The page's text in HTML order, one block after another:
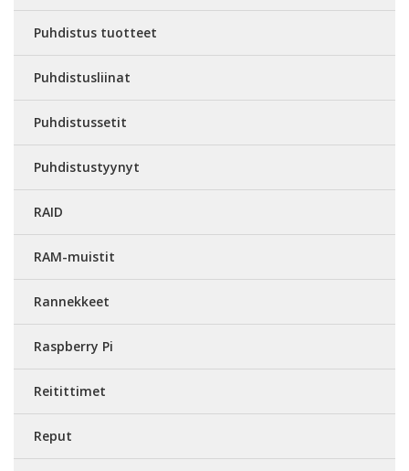
Puhdistus tuotteet
Puhdistusliinat
Puhdistussetit
Puhdistustyynyt
RAID
RAM-muistit
Rannekkeet
Raspberry Pi
Reitittimet
Reput